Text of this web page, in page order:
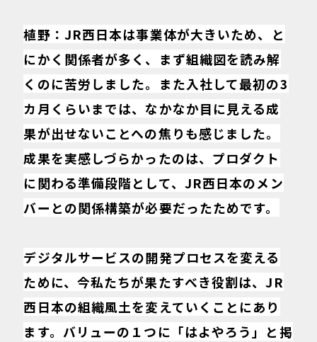
植野：JR西日本は事業体が大きいため、と
にかく関係者が多く、まず組織図を読み解
くのに苦労しました。また入社して最初の3
カ月くらいまでは、なかなか目に見える成
果が出せないことへの焦りも感じました。
成果を実感しづらかったのは、プロダクト
に関わる準備段階として、JR西日本のメン
バーとの関係構築が必要だったためです。
デジタルサービスの開発プロセスを変える
ために、今私たちが果たすべき役割は、JR
西日本の組織風土を変えていくことにあり
ます。バリューの１つに「はよやろう」と掲